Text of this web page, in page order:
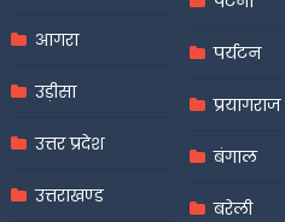
आगरा
उड़ीसा
उत्तर प्रदेश
उत्तराखण्ड
पर्यटन
प्रयागराज
बंगाल
बरेली